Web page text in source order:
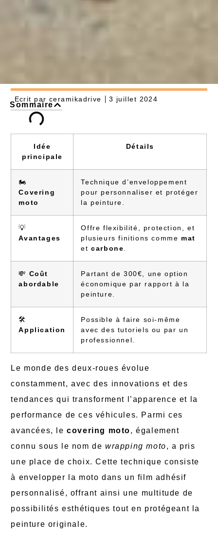
Ecrit par ceramikadrive 3 juillet 2024
Sommaire
Idée
principale
Détails
🏍️
Covering
moto
Technique d’enveloppement
pour personnaliser et protéger
la peinture.
💡
Avantages
Offre flexibilité, protection, et
plusieurs finitions comme mat
etcarbone
💸 Coût
abordable
Partant de 300€, une option
économique par rapport à la
peinture.
🛠️
Application
Possible à faire soi-même
avec des tutoriels ou par un
professionnel.
Le monde des deux-roues évolue
constamment, avec des innovations et des
tendances qui transforment l’apparence et la
performance de ces véhicules. Parmi ces
avancées, lecovering moto, également
connu sous le nom dewrapping moto, a pris
une place de choix. Cette technique consiste
à envelopper la moto dans un film adhésif
personnalisé, offrant ainsi une multitude de
possibilités esthétiques tout en protégeant la
peinture originale.